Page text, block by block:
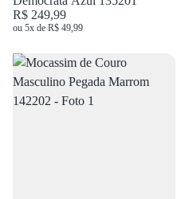
R$ 249,99
ou 5x de R$ 49,99